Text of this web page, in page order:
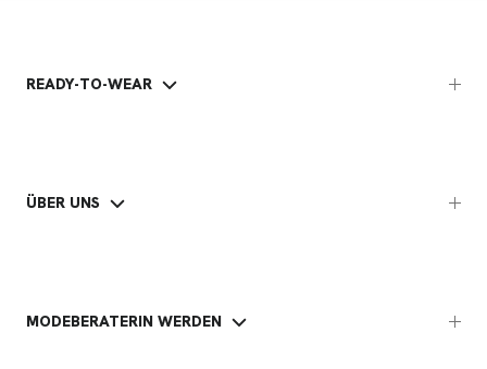
READY-TO-WEAR
ÜBER UNS
MODEBERATERIN WERDEN